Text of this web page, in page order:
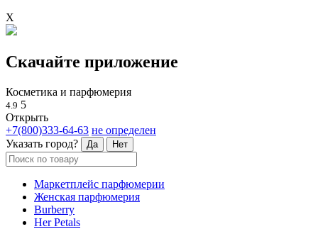
X
Скачайте приложение
Косметика и парфюмерия
4.9 5
Открыть
+7(800)333-64-63 не определен
Указать город?
Да Нет
Маркетплейс парфюмерии
Женская парфюмерия
Burberry
Her Petals